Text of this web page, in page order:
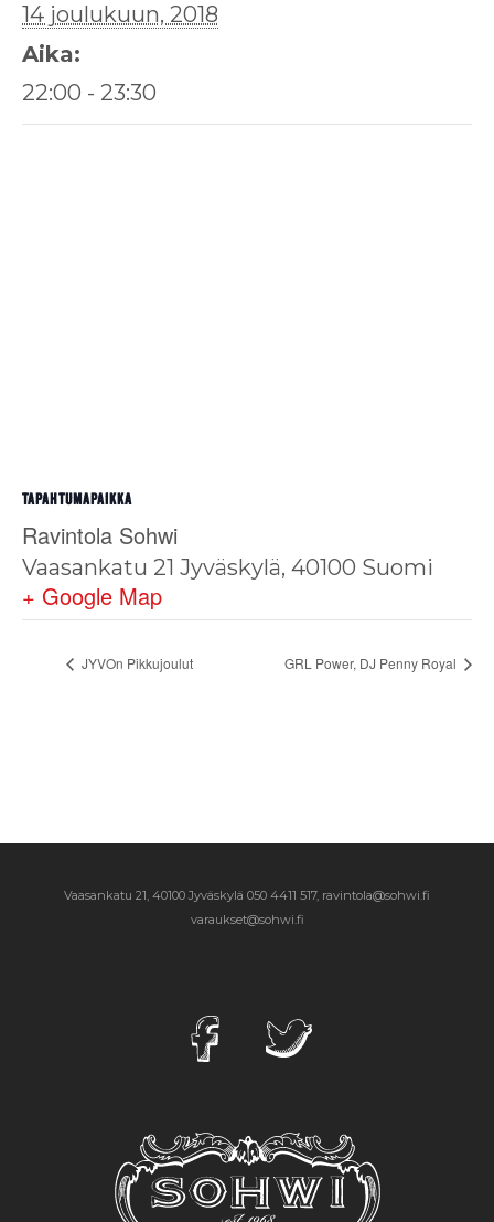
14 joulukuun, 2018
Aika:
22:00 - 23:30
TAPAHTUMAPAIKKA
Ravintola Sohwi
Vaasankatu 21 Jyväskylä, 40100 Suomi
+ Google Map
JYVOn Pikkujoulut GRL Power, DJ Penny Royal
Vaasankatu 21, 40100 Jyväskylä 050 4411 517, ravintola@sohwi.fi
varaukset@sohwi.fi